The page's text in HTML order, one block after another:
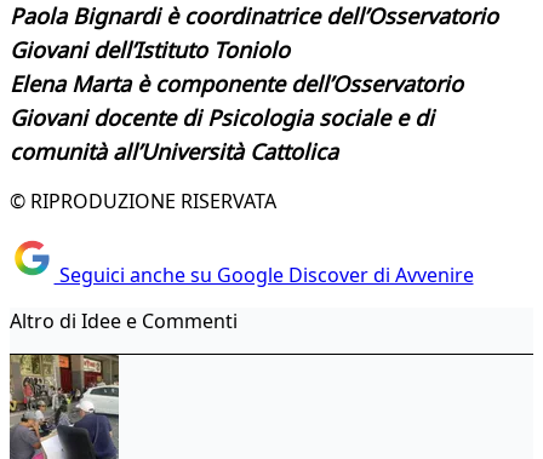
Paola Bignardi è coordinatrice dell’Osservatorio
Giovani dell’Istituto Toniolo
Elena Marta è componente dell’Osservatorio
Giovani docente di Psicologia sociale e di
comunità all’Università Cattolica
© RIPRODUZIONE RISERVATA
Seguici anche su Google Discover di Avvenire
Altro di Idee e Commenti